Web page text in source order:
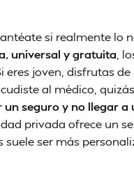
si realmente lo
universal y gratuita ,
joven, disfrutas
al médico,
un seguro y no llegar
privada ofrece un
ser más